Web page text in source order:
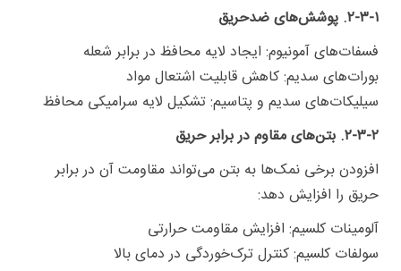
۲-۳-۱. پوشش‌های ضدحریق
فسفات‌های آمونیوم: ایجاد لایه محافظ در برابر شعله
بورات‌های سدیم: کاهش قابلیت اشتعال مواد
سیلیکات‌های سدیم و پتاسیم: تشکیل لایه سرامیکی محافظ
۲-۳-۲. بتن‌های مقاوم در برابر حریق
افزودن برخی نمک‌ها به بتن می‌تواند مقاومت آن در برابر
حریق را افزایش دهد:
آلومینات کلسیم: افزایش مقاومت حرارتی
سولفات کلسیم: کنترل ترک‌خوردگی در دمای بالا